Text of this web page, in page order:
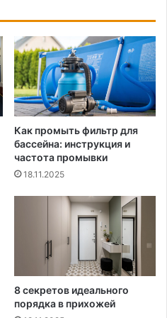
Как промыть фильтр для
бассейна: инструкция и
частота промывки
18.11.2025
8 секретов идеального
порядка в прихожей